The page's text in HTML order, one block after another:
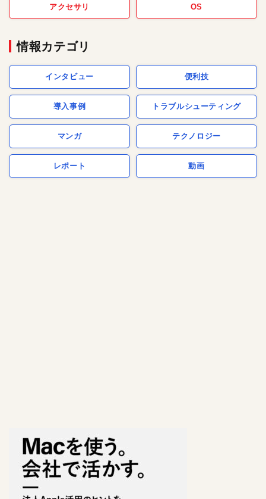
アクセサリ OS
情報カテゴリ
インタビュー 便利技
導入事例 トラブルシューティング
マンガ テクノロジー
レポート 動画